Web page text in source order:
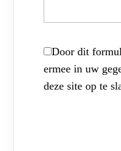
Door dit
ermee in uw
deze site op te